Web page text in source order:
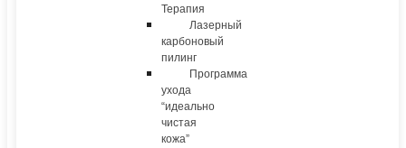
Терапия
Лазерный
карбоновый
пилинг
Программа
ухода
“идеально
чистая
кожа”